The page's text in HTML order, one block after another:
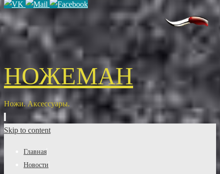
НОЖЕМАН
Ножи. Аксессуары.
Skip to content
Главная
Новости